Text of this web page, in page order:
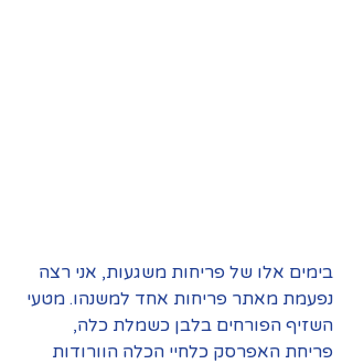
בימים אלו של פריחות משגעות, אני רצה
נפעמת מאתר פריחות אחד למשנהו. מטעי
השזיף הפורחים בלבן כשמלת כלה,
פריחת האפרסק כלחיי הכלה הוורודות